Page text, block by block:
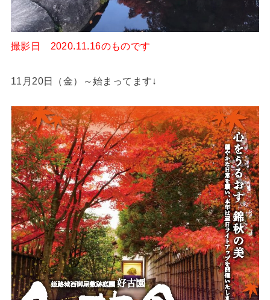
撮影日 2020.11.16のものです
11月20日（金）～始まってます↓